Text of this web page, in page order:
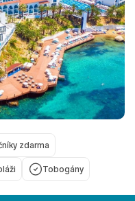
zdarma
Tobogány